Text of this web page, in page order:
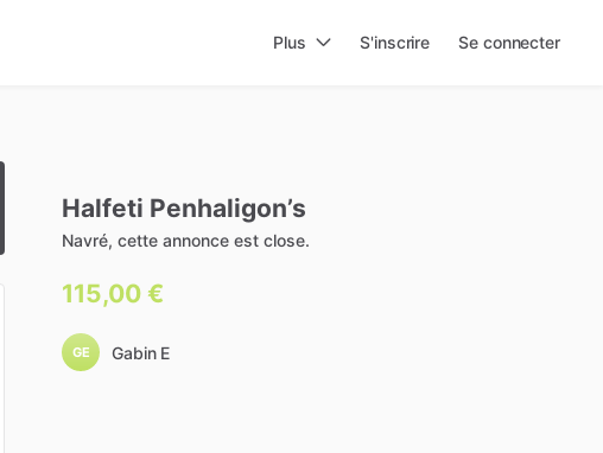
Plus S'inscrire Se connecter
Halfeti Penhaligon’s
Navré, cette annonce est close.
115,00 €
GE Gabin E